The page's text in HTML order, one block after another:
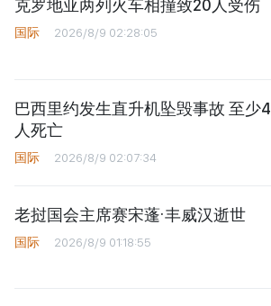
克罗地亚两列火车相撞致20人受伤
国际 2026/8/9 02:28:05
巴西里约发生直升机坠毁事故 至少4
人死亡
国际 2026/8/9 02:07:34
老挝国会主席赛宋蓬·丰威汉逝世
国际 2026/8/9 01:18:55